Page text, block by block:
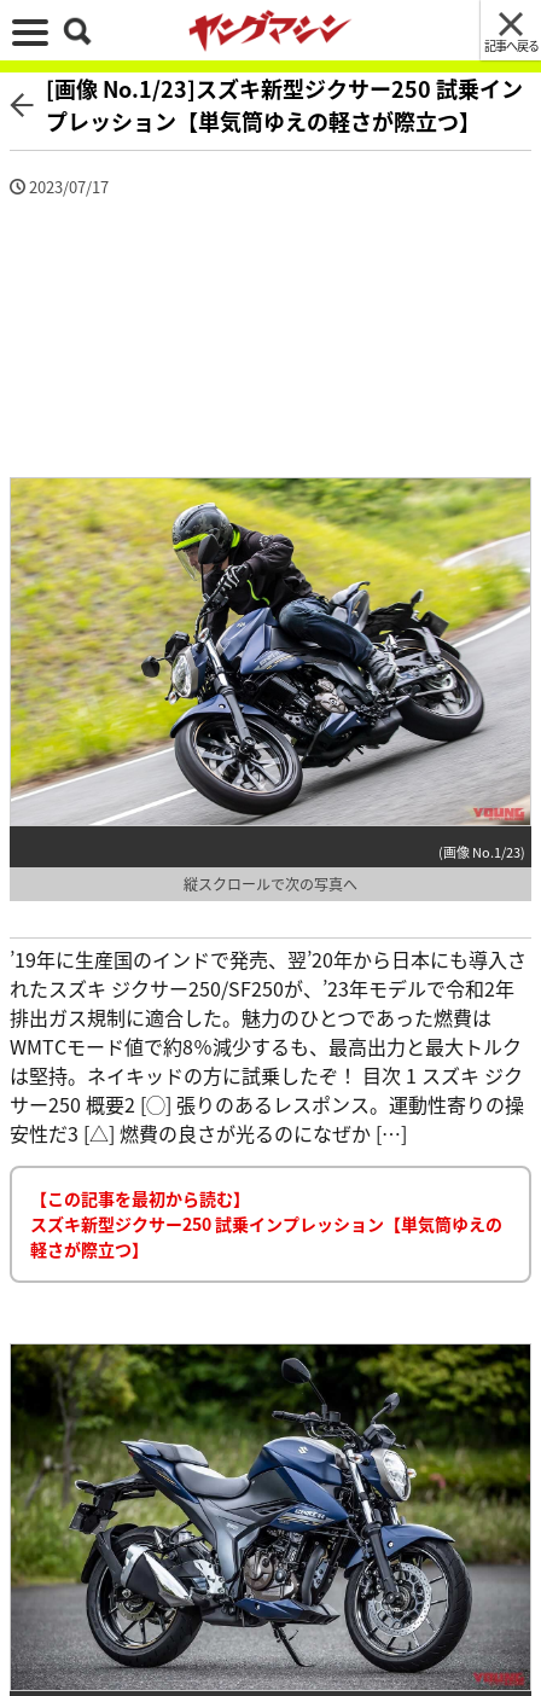
記事へ戻る
[画像 No.1/23]スズキ新型ジクサー250 試乗イン
プレッション【単気筒ゆえの軽さが際立つ】
2023/07/17
(画像 No.1/23)
縦スクロールで次の写真へ
’19年に生産国のインドで発売、翌’20年から日本にも導入さ
れたスズキ ジクサー250/SF250が、’23年モデルで令和2年
排出ガス規制に適合した。魅力のひとつであった燃費は
WMTCモード値で約8％減少するも、最高出力と最大トルク
は堅持。ネイキッドの方に試乗したぞ！ 目次 1 スズキ ジク
サー250 概要2 [◯] 張りのあるレスポンス。運動性寄りの操
安性だ3 [△] 燃費の良さが光るのになぜか […]
【この記事を最初から読む】
スズキ新型ジクサー250 試乗インプレッション【単気筒ゆえの
軽さが際立つ】